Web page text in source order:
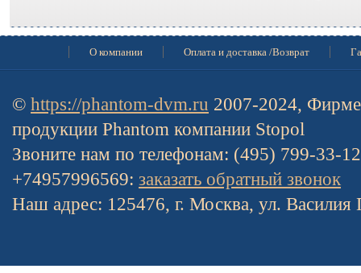
О компании Оплата и доставка /Возврат
© https://phantom-dvm.ru 2007-2024,
продукции Phantom компании Stopol
Звоните нам по телефонам: (495) 799-33-
+74957996569: заказать обратный звонок
Наш адрес: 125476, г. Москва, ул. Василия